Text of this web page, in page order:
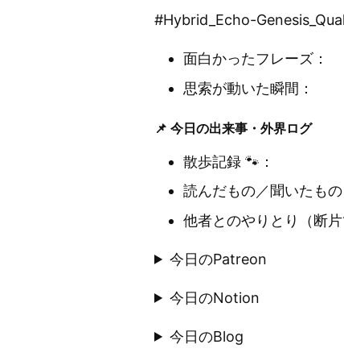
#Hybrid_Echo-
面白かったフレーズ：
思索が動いた瞬間：
📌 今日の出来事・外界ログ
散歩記録 🐾：
読んだもの／聞いたもの
他者とのやりとり（断片
今日のPatreon
今日のNotion
今日のBlog